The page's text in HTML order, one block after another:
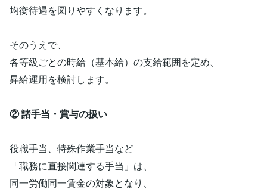
均衡待遇を図りやすくなります。
そのうえで、
各等級ごとの時給（基本給）の支給範囲を定め、
昇給運用を検討します。
② 諸手当・賞与の扱い
役職手当、特殊作業手当など
「職務に直接関連する手当」は、
同一労働同一賃金の対象となり、